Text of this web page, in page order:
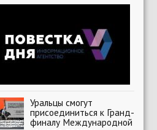
Уральцы смогут
присоединиться к Гранд-
финалу Международной